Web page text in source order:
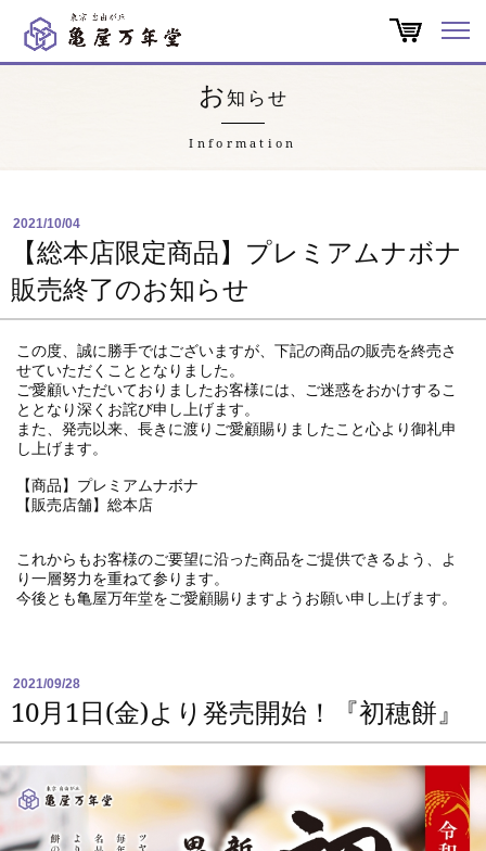
亀屋万年堂だより
特集
会社概要
よくある質問
お問い合わせ
お知らせ
Information
2021/10/04
【総本店限定商品】プレミアムナボナ
販売終了のお知らせ
この度、誠に勝手ではございますが、下記の商品の販売を終売さ
せていただくこととなりました。
ご愛顧いただいておりましたお客様には、ご迷惑をおかけするこ
ととなり深くお詫び申し上げます。
また、発売以来、長きに渡りご愛顧賜りましたこと心より御礼申
し上げます。
【商品】プレミアムナボナ
【販売店舗】総本店
これからもお客様のご要望に沿った商品をご提供できるよう、よ
り一層努力を重ねて参ります。
今後とも亀屋万年堂をご愛顧賜りますようお願い申し上げます。
2021/09/28
10月1日(金)より発売開始！『初穂餅』